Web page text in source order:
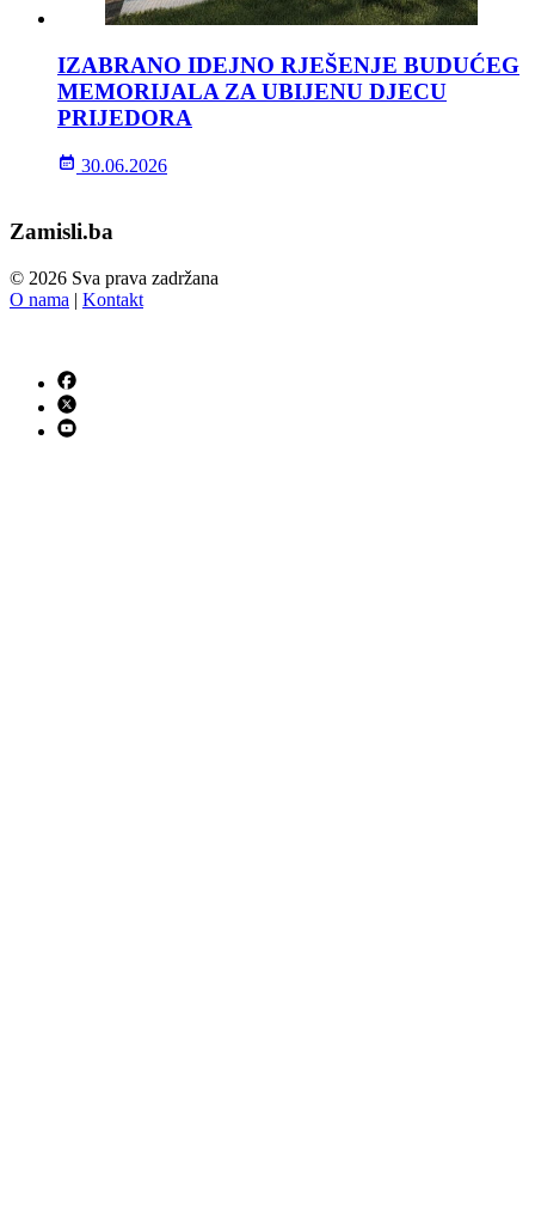
IZABRANO IDEJNO RJEŠENJE BUDUĆEG
MEMORIJALA ZA UBIJENU DJECU
PRIJEDORA
30.06.2026
Zamisli.ba
© 2026 Sva prava zadržana
O nama | Kontakt